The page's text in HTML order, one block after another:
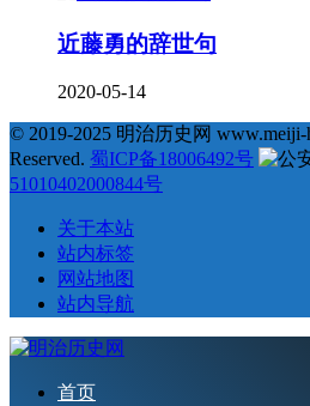
近藤勇的辞世句
2020-05-14
© 2019-2025 明治历史网 www.meiji-
Reserved. 蜀ICP备18006492号
51010402000844号
关于本站
站内标签
网站地图
站内导航
首页